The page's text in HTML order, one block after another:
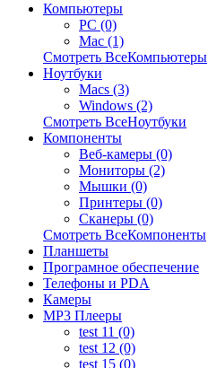
Компьютеры
PC (0)
Mac (1)
Смотреть ВсеКомпьютеры
Ноутбуки
Macs (3)
Windows (2)
Смотреть ВсеНоутбуки
Компоненты
Веб-камеры (0)
Мониторы (2)
Мышки (0)
Принтеры (0)
Сканеры (0)
Смотреть ВсеКомпоненты
Планшеты
Програмное обеспечение
Телефоны и PDA
Камеры
MP3 Плееры
test 11 (0)
test 12 (0)
test 15 (0)